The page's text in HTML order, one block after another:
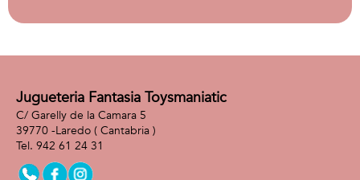
Jugueteria Fantasia Toysmaniatic
C/ Garelly de la Camara 5
39770 -Laredo ( Cantabria )
942 61 24 31